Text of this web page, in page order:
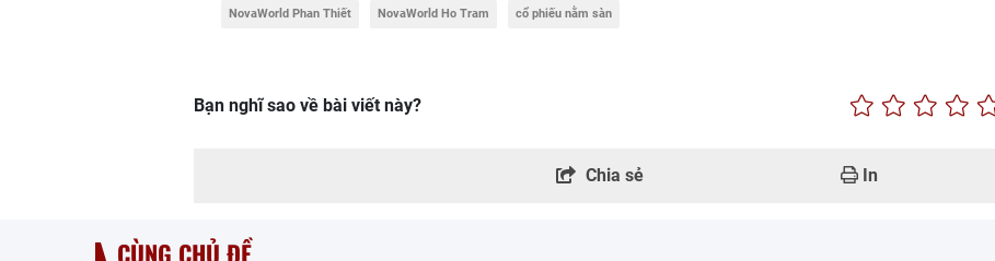
NovaWorld Phan Thiết NovaWorld Ho Tram cổ phiếu nằm sàn
Bạn nghĩ sao về bài viết này?
Chia sẻ In
CÙNG CHỦ ĐỀ